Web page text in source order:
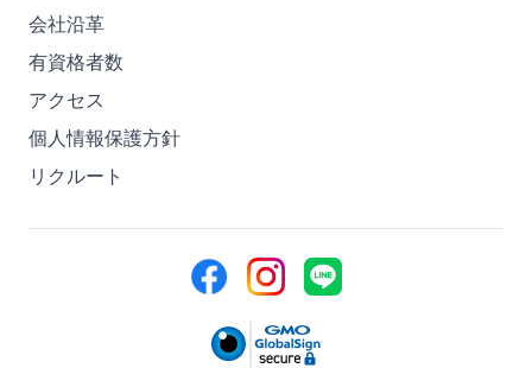
会社沿革
有資格者数
アクセス
個人情報保護方針
リクルート